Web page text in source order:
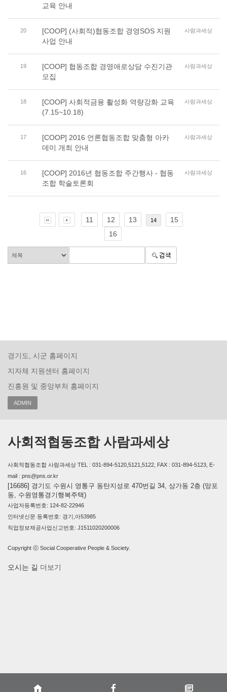
교육 안내
20
[COOP] (사회적)협동조합 경영SOS 지원
사업 안내
사람과세상
19
[COOP] 협동조합 경영애로상담 수진기관
모집
사람과세상
18
[COOP] 사회적금융 활성화 역량강화 교육
(7.15~10.18)
사람과세상
17
[COOP] 2016 언론협동조합 맞춤형 아카
데미 개최 안내
사람과세상
16
[COOP] 2016년 협동조합 주간행사 - 협동
조합 학술토론회
사람과세상
11 12 13 14
15
16
경기도, 시군 홈페이지
지자체 지원센터 홈페이지
진흥원 및 중앙부처 홈페이지
ADMIN
사회적협동조합 사람과세상
사회적협동조합 사람과세상 TEL : 031-894-5120,5121,5122, FAX : 031-894-5123, E-
mail : pns@pns.or.kr
[16686] 경기도 수원시 영통구 동탄지성로 470번길 34, 상가동 2층 (망포
동, 수원영통경기행복주택)
사업자등록번호: 124-82-22946
인터넷신문 등록번호: 경기,아53985
직업정보제공사업신고번호: J1511020200006
Copyright ⓒ Social Cooperative People & Society.
오시는 길 더보기